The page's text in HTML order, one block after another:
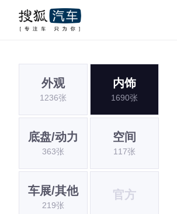
外观
1236张
内饰
1690张
底盘/动力
363张
空间
117张
车展/其他
219张
官方